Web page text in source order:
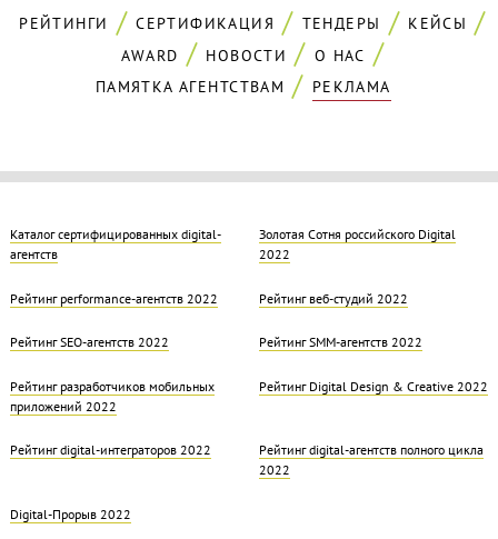
РЕЙТИНГИ СЕРТИФИКАЦИЯ ТЕНДЕРЫ
КЕЙСЫ
AWARD
НОВОСТИ
О НАС
ПАМЯТКА АГЕНТСТВАМ
РЕКЛАМА
Каталог сертифицированных digital-
агентств
Золотая Cотня российского Digital
2022
Рейтинг performance-агентств 2022 Рейтинг веб-студий 2022
Рейтинг SEO-агентств 2022 Рейтинг SMM-агентств 2022
Рейтинг разработчиков мобильных
приложений 2022
Рейтинг Digital Design & Creative 2022
Рейтинг digital-интеграторов 2022
Рейтинг digital-агентств полного цикла
2022
Digital-Прорыв 2022